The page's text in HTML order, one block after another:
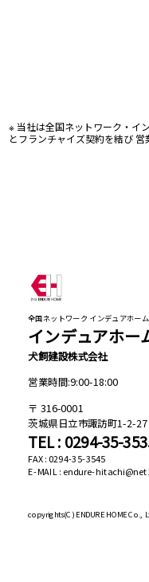
※ 当社は全国ネットワーク・イ
とフランチャイズ契約を結び 営
全国ネットワーク インデュアホー
インデュアホー
犬飼建設株式会社
営業時間:9:00-18:00
316-0001
茨城県日立市諏訪町1-2-27
TEL : 0294-35-
FAX : 0294-35-3545
E-MAIL : endure-
copyrights(C)ENDURE HOME Co.,